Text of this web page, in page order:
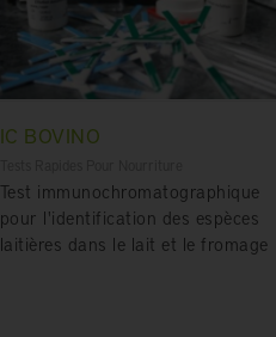
IC BOVINO
Test immunochromatographique
pour l'identification des espèces
laitières dans le lait et le fromage